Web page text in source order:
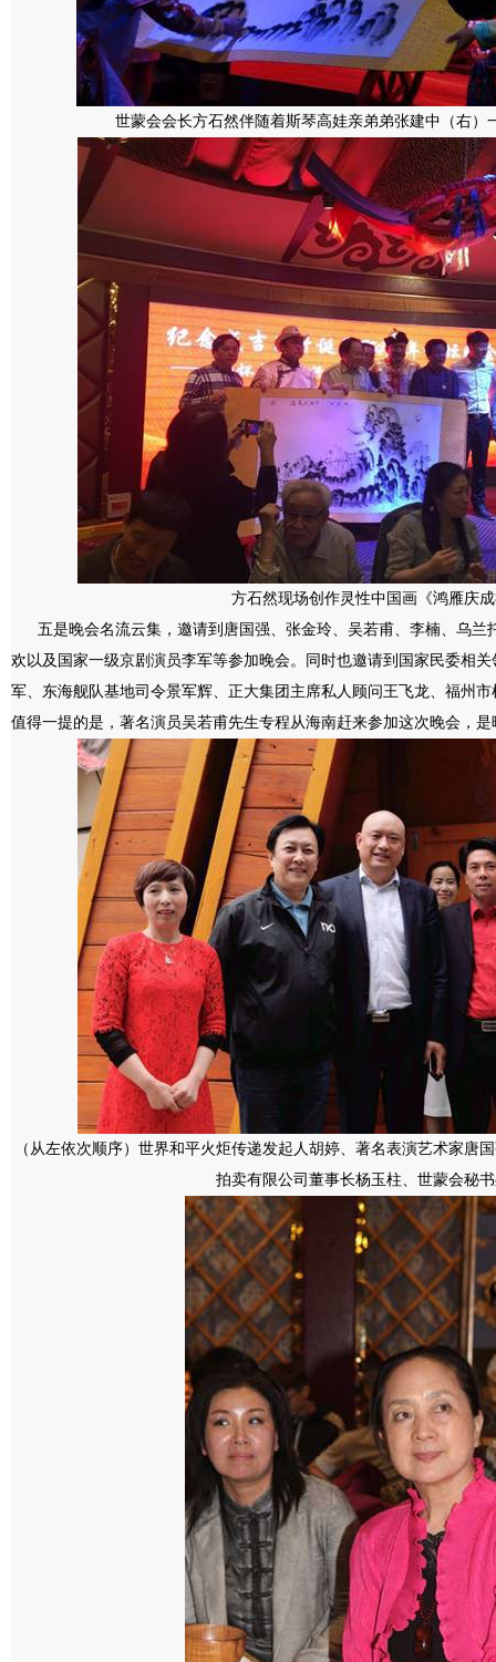
世蒙会会长方石然伴随着斯琴高娃亲弟弟张建中（右）
方石然现场创作灵性中国画《鸿雁庆
五是晚会名流云集，邀请到唐国强、张金玲、吴若甫、李楠、乌兰
欢以及国家一级京剧演员李军等参加晚会。同时也邀请到国家民委相
军、东海舰队基地司令景军辉、正大集团主席私人顾问王飞龙、福州
值得一提的是，著名演员吴若甫先生专程从海南赶来参加这次晚会，
（从左依次顺序）世界和平火炬传递发起人胡婷、著名表演艺术家唐
拍卖有限公司董事长杨玉柱、世蒙会秘